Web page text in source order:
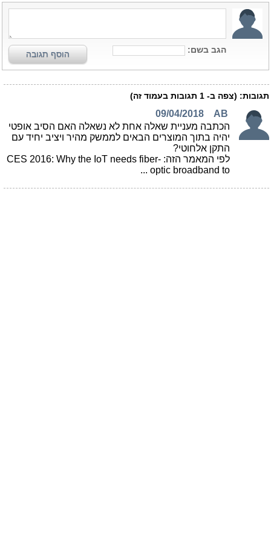
הגב בשם: הוסף תגובה
תגובות: (צפה ב- 1 תגובות בעמוד זה)
AB
09/04/2018
הכתבה מעניית שאלה אחת לא נשאלה האם הסיב אופטי
יהיה בתוך המוצרים הבאים לממשק מהיר ויציב יחיד עם
התקן אלחוטי?
לפי המאמר הזה: CES 2016: Why the IoT needs fiber-
optic broadband to ...